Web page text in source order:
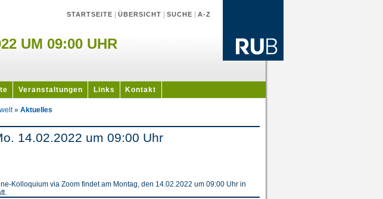
STARTSEITE ÜBERSICHT SUCHE A-Z
UM 09:00 UHR
Veranstaltungen Links Kontakt
» Aktuelles
14.02.2022 um 09:00 Uhr
Kolloquium via Zoom findet am Montag, den 14.02.2022 um 09:00 Uhr in